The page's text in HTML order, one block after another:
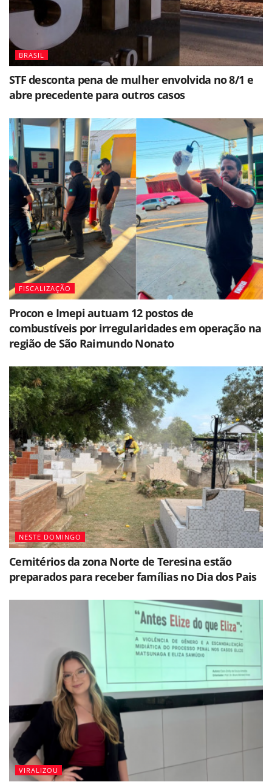
BRASIL
STF desconta pena de mulher envolvida no 8/1 e
abre precedente para outros casos
FISCALIZAÇÃO
Procon e Imepi autuam 12 postos de
combustíveis por irregularidades em operação na
região de São Raimundo Nonato
NESTE DOMINGO
Cemitérios da zona Norte de Teresina estão
preparados para receber famílias no Dia dos Pais
VIRALIZOU